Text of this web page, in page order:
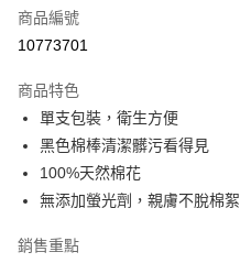
信用卡一次付款
LINE Pay
Apple Pay
街口支付
悠遊付
商品編號
10773701
商品特色
單支包裝，衛生方便
黑色棉棒清潔髒污看得見
100%天然棉花
無添加螢光劑，親膚不脫棉絮
銷售重點